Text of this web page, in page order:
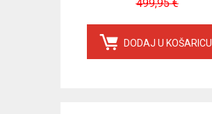
499,95 €
DODAJ U KOŠARICU